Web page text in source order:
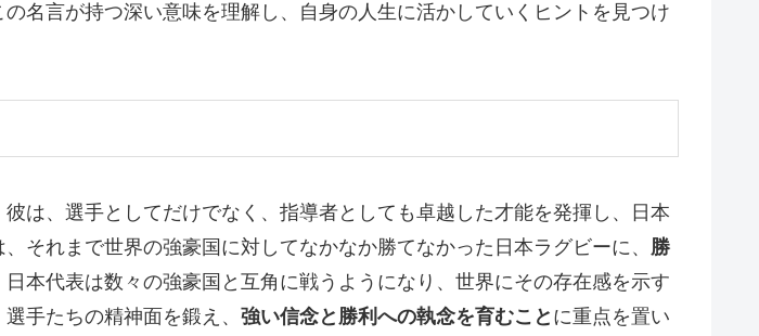
名言が持つ深い意味を理解し、自身の人生に活かしていくヒントを見つけ
は、選手としてだけでなく、指導者としても卓越した才能を発揮し、日本
それまで世界の強豪国に対してなかなか勝てなかった日本ラグビーに、 勝
本代表は数々の強豪国と互角に戦うようになり、世界にその存在感を示す
手たちの精神面を鍛え、 強い信念と勝利への執念を育むこと に重点を置い